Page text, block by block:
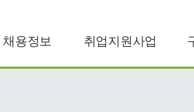
채용정보 취업지원사업